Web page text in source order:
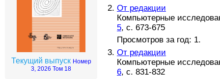
Текущий выпуск Номер
3, 2026 Том 18
От редакции
Компьютерные
5, с. 673-675
Просмотров за год: 1.
От редакции
Компьютерные
6, с. 831-832